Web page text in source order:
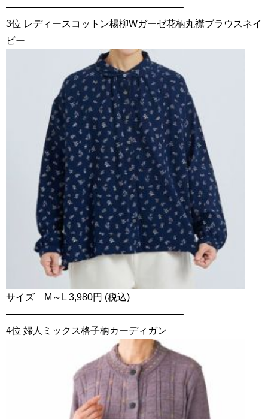
——————————————————–
3位 レディースコットン楊柳Wガーゼ花柄丸襟ブラウスネイ
ビー
サイズ M～L 3,980円 (税込)
——————————————————–
4位 婦人ミックス格子柄カーディガン